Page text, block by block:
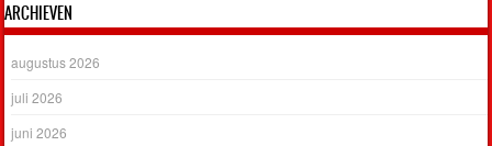
ARCHIEVEN
augustus 2026
juli 2026
juni 2026